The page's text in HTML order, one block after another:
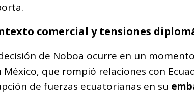
comercial y tensiones
de Noboa ocurre en un
México, que rompió relaciones con
de fuerzas ecuatorianas en su